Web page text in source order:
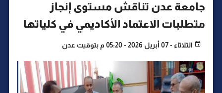
جامعة عدن تناقش مستوى إنجاز
متطلبات الاعتماد الأكاديمي في كلياتها
الثلاثاء - 07 أبريل 2026 - 05:20 م بتوقيت عدن